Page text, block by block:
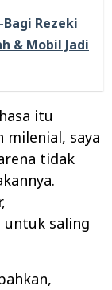
Bagi Rezeki
& Mobil Jadi
itu
milenial, saya
tidak
untuk saling